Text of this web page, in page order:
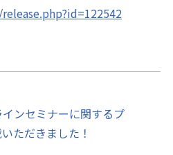
ンセミナーに関するプ
ただきました！